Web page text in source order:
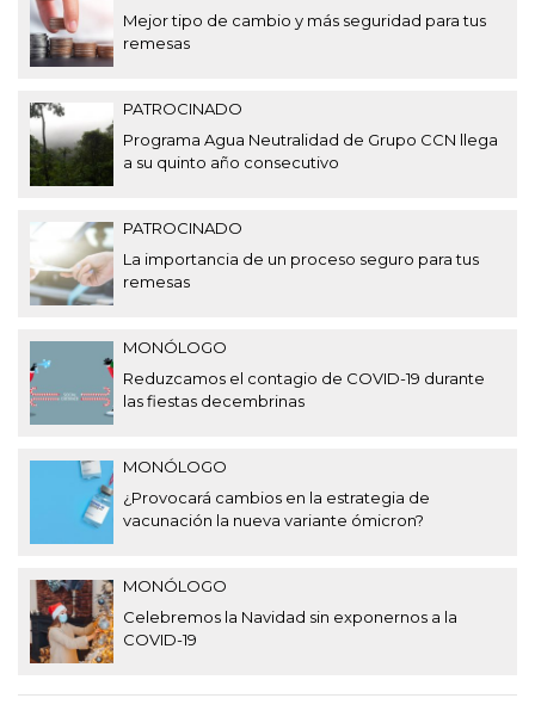
Mejor tipo de cambio y más seguridad para tus
remesas
PATROCINADO
Programa Agua Neutralidad de Grupo CCN llega
a su quinto año consecutivo
PATROCINADO
La importancia de un proceso seguro para tus
remesas
MONÓLOGO
Reduzcamos el contagio de COVID-19 durante
las fiestas decembrinas
MONÓLOGO
¿Provocará cambios en la estrategia de
vacunación la nueva variante ómicron?
MONÓLOGO
Celebremos la Navidad sin exponernos a la
COVID-19